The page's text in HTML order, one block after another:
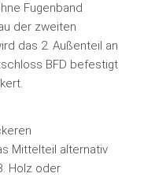
Fugenband
der zweiten
das 2. Außenteil an
BFD befestigt
Mittelteil alternativ
Holz oder